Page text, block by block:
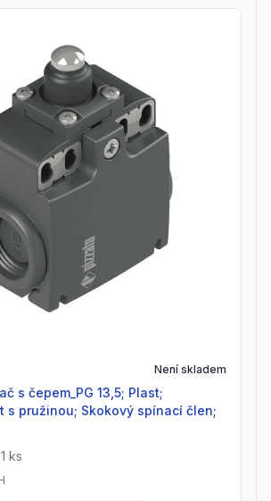
Není skladem
s pružinou; Skokový spínací člen;
ks